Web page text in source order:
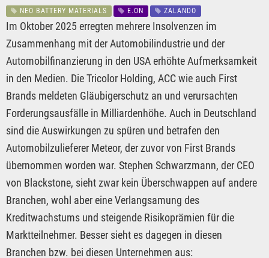
NEO BATTERY MATERIALS E.ON ZALANDO
Im Oktober 2025 erregten mehrere Insolvenzen im
Zusammenhang mit der Automobilindustrie und der
Automobilfinanzierung in den USA erhöhte Aufmerksamkeit
in den Medien. Die Tricolor Holding, ACC wie auch First
Brands meldeten Gläubigerschutz an und verursachten
Forderungsausfälle in Milliardenhöhe. Auch in Deutschland
sind die Auswirkungen zu spüren und betrafen den
Automobilzulieferer Meteor, der zuvor von First Brands
übernommen worden war. Stephen Schwarzmann, der CEO
von Blackstone, sieht zwar kein Überschwappen auf andere
Branchen, wohl aber eine Verlangsamung des
Kreditwachstums und steigende Risikoprämien für die
Marktteilnehmer. Besser sieht es dagegen in diesen
Branchen bzw. bei diesen Unternehmen aus: